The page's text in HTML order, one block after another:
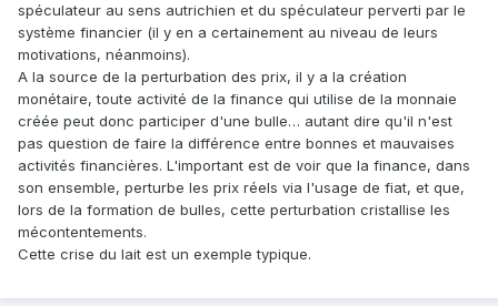
spéculateur au sens autrichien et du spéculateur perverti par le
système financier (il y en a certainement au niveau de leurs
motivations, néanmoins).
A la source de la perturbation des prix, il y a la création
monétaire, toute activité de la finance qui utilise de la monnaie
créée peut donc participer d'une bulle… autant dire qu'il n'est
pas question de faire la différence entre bonnes et mauvaises
activités financières. L'important est de voir que la finance, dans
son ensemble, perturbe les prix réels via l'usage de fiat, et que,
lors de la formation de bulles, cette perturbation cristallise les
mécontentements.
Cette crise du lait est un exemple typique.